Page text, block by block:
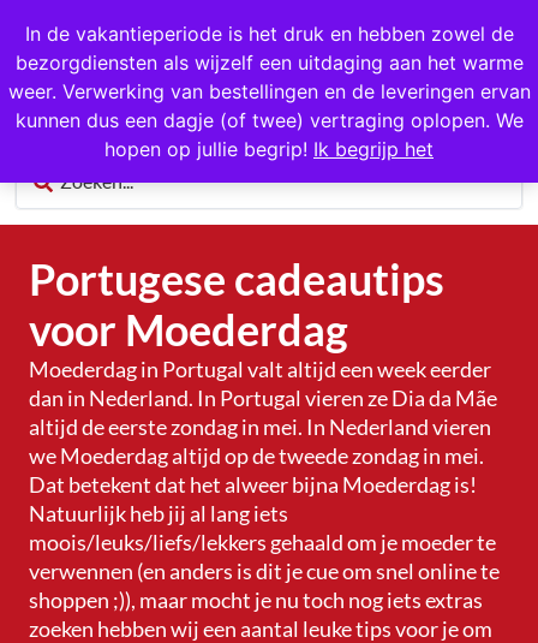
In de vakantieperiode is het druk en hebben zowel de
bezorgdiensten als wijzelf een uitdaging aan het warme
weer. Verwerking van bestellingen en de leveringen ervan
kunnen dus een dagje (of twee) vertraging oplopen. We
hopen op jullie begrip! Ik begrijp het
1000+ producten op voorraad
0
Portugese cadeautips
voor Moederdag
Moederdag in Portugal valt altijd een week eerder
dan in Nederland. In Portugal vieren ze Dia da Mãe
altijd de eerste zondag in mei. In Nederland vieren
we Moederdag altijd op de tweede zondag in mei.
Dat betekent dat het alweer bijna Moederdag is!
Natuurlijk heb jij al lang iets
moois/leuks/liefs/lekkers gehaald om je moeder te
verwennen (en anders is dit je cue om snel online te
shoppen ;)), maar mocht je nu toch nog iets extras
zoeken hebben wij een aantal leuke tips voor je om